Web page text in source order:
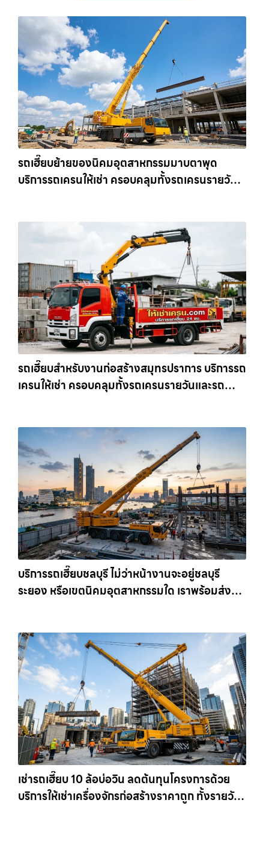
รถเฮี๊ยบย้ายของนิคมอุตสาหกรรมมาบตาพุด
บริการรถเครนให้เช่า ครอบคลุมทั้งรถเครนรายวัน
รถเฮี๊ยบสำหรับงานก่อสร้างสมุทรปราการ บริการรถ
เครนให้เช่า ครอบคลุมทั้งรถเครนรายวันและรถ
บริการรถเฮี๊ยบชลบุรี ไม่ว่าหน้างานจะอยู่ชลบุรี
ระยอง หรือเขตนิคมอุตสาหกรรมใด เราพร้อมส่งรถ
เช่ารถเฮี๊ยบ 10 ล้อบ่อวิน ลดต้นทุนโครงการด้วย
บริการให้เช่าเครื่องจักรก่อสร้างราคาถูก ทั้งรายวัน